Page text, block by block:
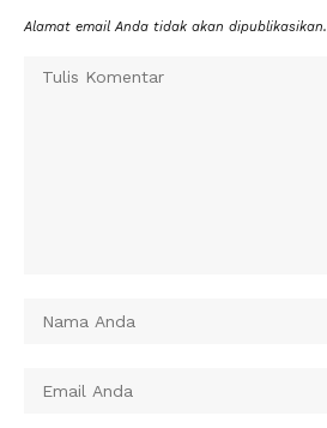
Alamat email Anda tidak akan dipublikasikan.